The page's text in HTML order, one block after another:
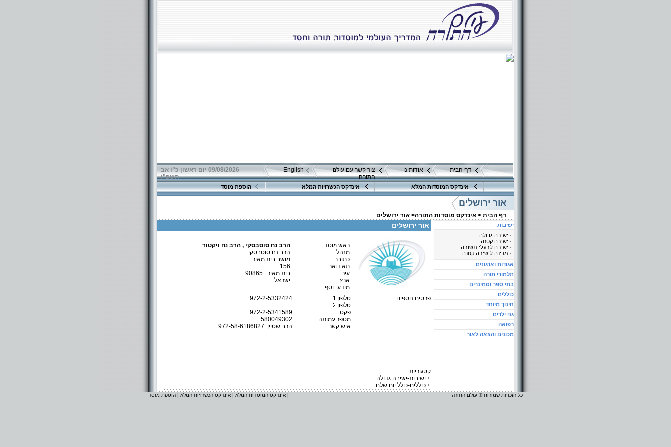
דף הבית אודותינו
צור קשר עם עולם
התורה
English
09/08/2026 יום ראשון כ"ו אב
תשפ"ו
אינדקס המוסדות המלא אינדקס הכשרויות המלא הוספת מוסד
אור ירושלים
דף הבית > אינדקס מוסדות התורה> אור ירושלים
אור ירושלים
ראש מוסד:
הרב נח סוסבסקי , הרב נח ויקטור
מנהל
הרב נח סוסבסקי
כתובת
מושב בית מאיר
תא דואר
156
עיר
בית מאיר 90865
ארץ
ישראל
מידע נוסף...
פרטים נוספים:
טלפון 1:
טלפון 2:
פקס
מספר עמותה:
איש קשר:
972-2-5332424
972-2-5341589
580049302
הרב שטיין 972-58-6186827
קטגוריות:
ישיבות-ישיבה גדולה
כוללים-כולל יום שלם
ישיבות
ישיבה גדולה
ישיבה קטנה
ישיבה לבעלי תשובה
מכינה לישיבה קטנה
אגודות וארגונים
תלמודי תורה
בתי ספר וסמינרים
כוללים
חינוך מיוחד
גני ילדים
רפואה
מכונים והצאה לאור
כל הזכויות שמורות © עולם התורה אינדקס המוסדות המלא | אינדקס הכשרויות המלא | הוספת מוסד |